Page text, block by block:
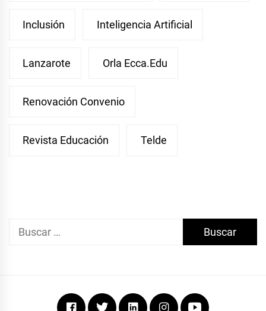
Inclusión Inteligencia Artificial
Lanzarote Orla Ecca.edu
Renovación Convenio
Revista Educación Telde
Buscar:
FacebookTwitterLinkedinInstagramYoutube